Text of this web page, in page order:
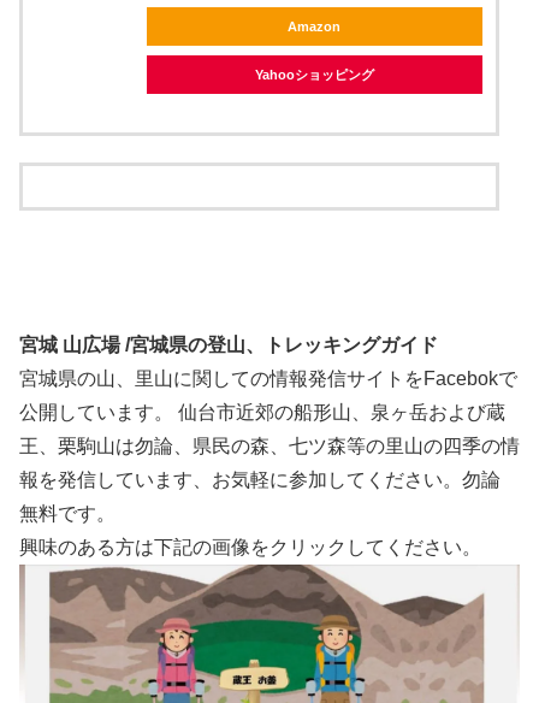
Amazon
Yahooショッピング
宮城 山広場 /宮城県の登山、トレッキングガイド
宮城県の山、里山に関しての情報発信サイトをFacebokで
公開しています。 仙台市近郊の船形山、泉ヶ岳および蔵
王、栗駒山は勿論、県民の森、七ツ森等の里山の四季の情
報を発信しています、お気軽に参加してください。勿論
無料です。
興味のある方は下記の画像をクリックしてください。